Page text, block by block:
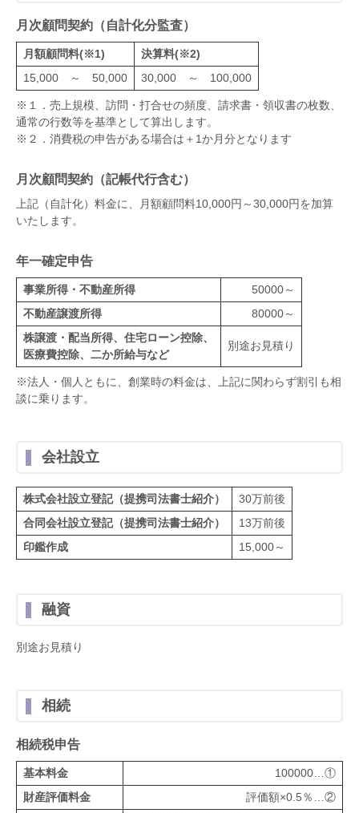
月次顧問契約（自計化分監査）
月額顧問料(※1)
決算料(※2)
15,000 ～ 50,000
30,000 ～ 100,000
※１．売上規模、訪問・打合せの頻度、請求書・領収書の枚数、
通常の行数等を基準として算出します。
※２．消費税の申告がある場合は＋1か月分となります
月次顧問契約（記帳代行含む）
上記（自計化）料金に、月額顧問料10,000円～30,000円を加算
いたします。
年一確定申告
事業所得・不動産所得
50000～
不動産譲渡所得
80000～
株譲渡・配当所得、住宅ローン控除、
医療費控除、二か所給与など
別途お見積り
※法人・個人ともに、創業時の料金は、上記に関わらず割引も相
談に乗ります。
会社設立
株式会社設立登記（提携司法書士紹介）
30万前後
合同会社設立登記（提携司法書士紹介）
13万前後
印鑑作成
15,000～
融資
別途お見積り
相続
相続税申告
基本料金
100000…①
財産評価料金
評価額×0.5％…②